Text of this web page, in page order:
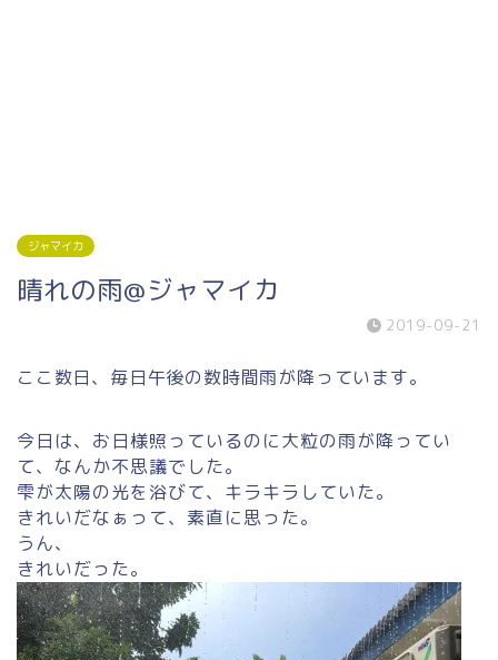
ジャマイカ
晴れの雨@ジャマイカ
2019-09-21
ここ数日、毎日午後の数時間雨が降っています。
今日は、お日様照っているのに大粒の雨が降ってい
て、なんか不思議でした。
雫が太陽の光を浴びて、キラキラしていた。
きれいだなぁって、素直に思った。
うん、
きれいだった。